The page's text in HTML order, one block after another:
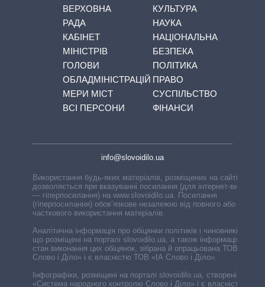
ВЕРХОВНА
РАДА
КАБІНЕТ
МІНІСТРІВ
ГОЛОВИ
ОБЛАДМІНІСТРАЦІЙ
МЕРИ МІСТ
ВСІ ПЕРСОНИ
КУЛЬТУРА
НАУКА
НАЦІОНАЛЬНА
БЕЗПЕКА
ПОЛІТИКА
ПРАВО
СУСПІЛЬСТВО
ФІНАНСИ
info@slovoidilo.ua
Використання будь-яких матеріалів, розміщених на сайті,
дозволяється при вказуванні посилання (для інтернет-видань
— гіперпосилання) на www.slovoidilo.ua. Посилання
(гіперпосилання) обов’язкове незалежно від повного або
часткового використання матеріалів.
Аналітична інформація про обіцянки політиків і чиновників,
що розміщені на порталі slovoidilo.ua, а також інформація про
стан виконання цих обіцянок, зібрана й опрацьована ТОВ «ІА
Слово і Діло» і є власністю ТОВ «ІА Слово і Діло».
Інфографіки, розміщені на порталі slovoidilo.ua, створені ГО
«Система народного контролю Слово і Діло» і є власністю